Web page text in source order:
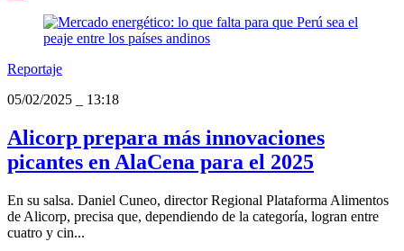
Reportaje
05/02/2025
13:18
Alicorp prepara más innovaciones
picantes en AlaCena para el 2025
En su salsa. Daniel Cuneo, director Regional Plataforma Alimentos
de Alicorp, precisa que, dependiendo de la categoría, logran entre
cuatro y cin...